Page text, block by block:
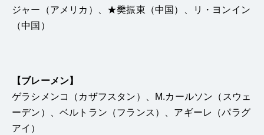
ジャー（アメリカ）、★樊振東（中国）、リ・ヨンイン
（中国）
【ブレーメン】
ゲラシメンコ（カザフスタン）、M.カールソン（スウェ
ーデン）、ベルトラン（フランス）、アギーレ（パラグ
アイ）